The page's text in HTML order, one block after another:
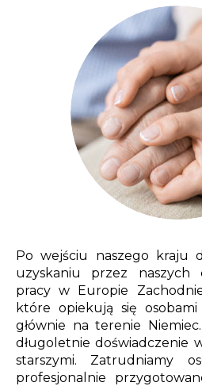
Po wejściu naszego kraju
uzyskaniu przez naszych
pracy w Europie
które opiekują się
głównie na terenie
długoletnie doświadczenie
starszymi. Zatrudniamy
profesjonalnie